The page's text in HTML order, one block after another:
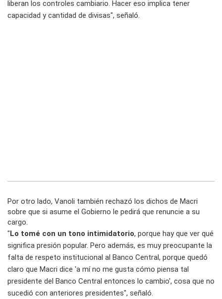
liberan los controles cambiario. Hacer eso implica tener
capacidad y cantidad de divisas", señaló.
Por otro lado, Vanoli también rechazó los dichos de Macri
sobre que si asume el Gobierno le pedirá que renuncie a su
cargo.
"Lo tomé con un tono intimidatorio, porque hay que ver qué
significa presión popular. Pero además, es muy preocupante la
falta de respeto institucional al Banco Central, porque quedó
claro que Macri dice 'a mí no me gusta cómo piensa tal
presidente del Banco Central entonces lo cambio', cosa que no
sucedió con anteriores presidentes", señaló.